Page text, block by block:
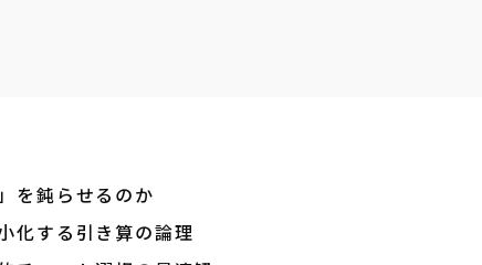
を鈍らせるのか
化する引き算の論理